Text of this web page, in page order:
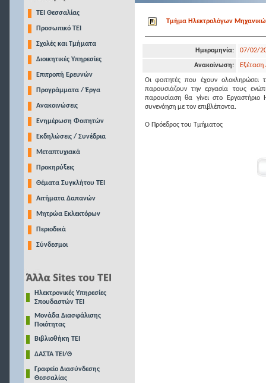
TEI Θεσσαλίας
Προσωπικό ΤΕΙ
Σχολές και Τμήματα
Διοικητικές Υπηρεσίες
Επιτροπή Ερευνών
Προγράμματα / Έργα
Ανακοινώσεις
Ενημέρωση Φοιτητών
Εκδηλώσεις / Συνέδρια
Μεταπτυχιακά
Προκηρύξεις
Θέματα Συγκλήτου ΤΕΙ
Αιτήματα Δαπανών
Μητρώα Εκλεκτόρων
Περιοδικά
Σύνδεσμοι
Ηλεκτρονικές Υπηρεσίες
Σπουδαστών ΤΕΙ
Μονάδα Διασφάλισης
Ποιότητας
Βιβλιοθήκη ΤΕΙ
ΔΑΣΤΑ ΤΕΙ/Θ
Γραφείο Διασύνδεσης
Θεσσαλίας
Τμήμα Ηλεκτρολόγων Μηχανικών
Ημερομηνία: 07/02/
Ανακοίνωση:
Οι φοιτητές που έχουν ολοκληρώσει
παρουσιάζουν την εργασία τους
παρουσίαση θα γίνει στο
συνενόηση με τον επιβλέποντα.
Ο Πρόεδρος του Τμήματος